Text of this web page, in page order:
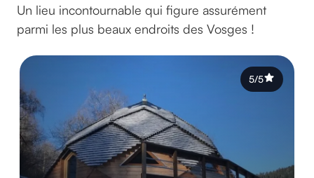
Un lieu incontournable qui figure assurément
parmi les plus beaux endroits des Vosges !
5/5